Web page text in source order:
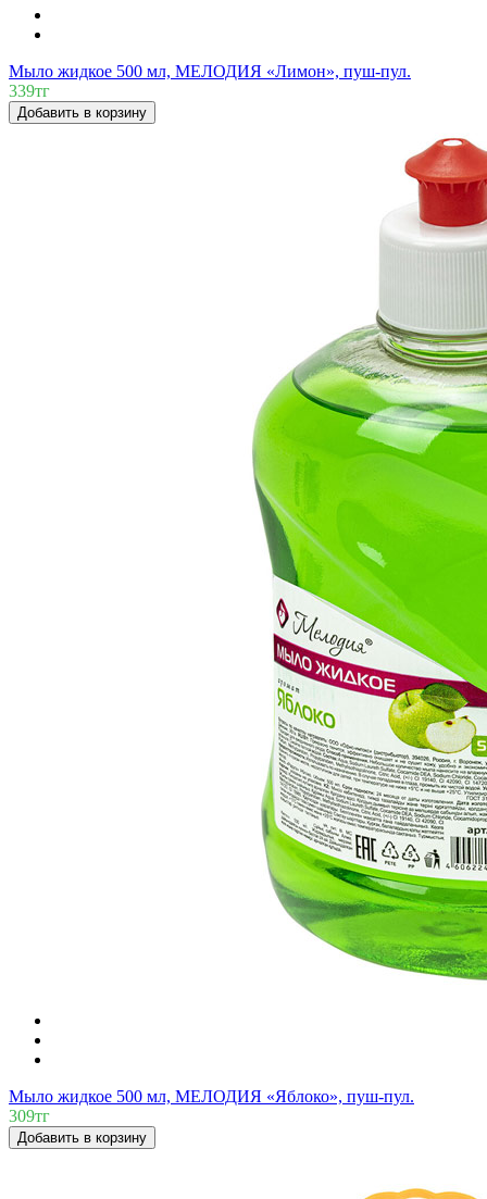
Мыло жидкое 500 мл, МЕЛОДИЯ «Лимон», пуш-пул.
339тг
Добавить в корзину
Мыло жидкое 500 мл, МЕЛОДИЯ «Яблоко», пуш-пул.
309тг
Добавить в корзину